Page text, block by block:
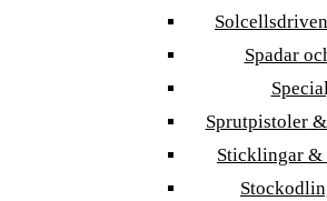
Spadar
Sprutpistoler
Sticklingar &